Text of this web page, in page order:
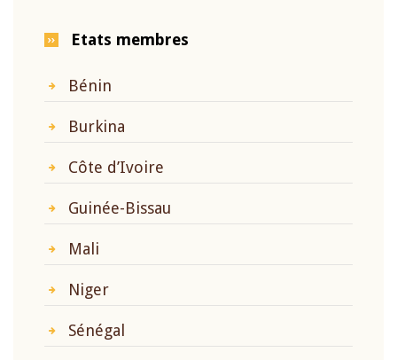
Etats membres
Bénin
Burkina
Côte d’Ivoire
Guinée-Bissau
Mali
Niger
Sénégal